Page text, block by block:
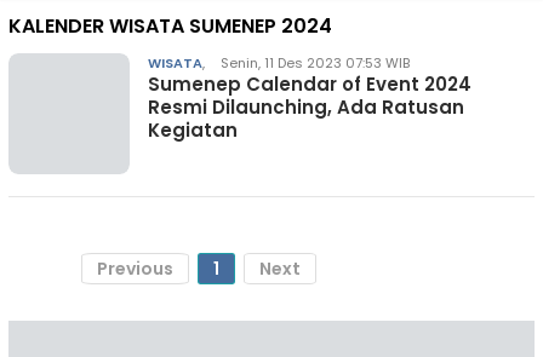
KALENDER WISATA SUMENEP 2024
WISATA, Senin, 11 Des 2023 07:53 WIB
Sumenep Calendar of Event 2024
Resmi Dilaunching, Ada Ratusan
Kegiatan
Previous 1 Next